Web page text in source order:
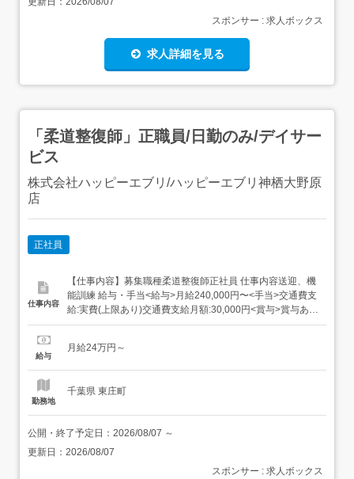
スポンサー : 求人ボックス
求人詳細を見る
「柔道整復師」正職員/日勤のみ/デイサー
ビス
株式会社ハッピーエブリ/ハッピーエブリ神栖大野原
店
正社員
仕事内容
【仕事内容】募集職種柔道整復師正社員 仕事内容送迎、機
能訓練 給与・手当<給与>月給240,000円〜<手当>交通費支
給:実費(上限あり)交通費支給月額:30,000円<賞与>賞与あり
資格資格必須:柔道整復師、自動車免許 勤務時間日勤専従1
相談可 休日・休暇有給消化促進、完...
給与
月給24万円～
勤務地
千葉県 東庄町
公開・終了予定日： 2026/08/07 ～
更新日： 2026/08/07
スポンサー : 求人ボックス